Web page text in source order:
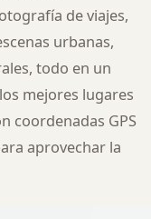
de viajes,
urbanas,
todo en un
mejores lugares
coordenadas GPS
aprovechar la